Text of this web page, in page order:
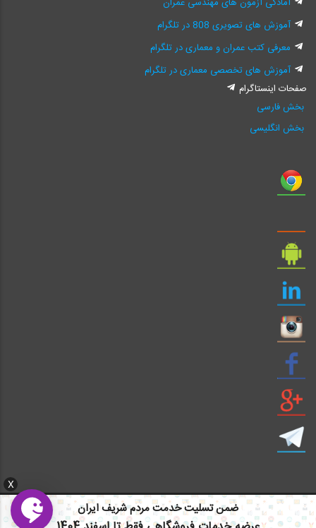
X
ضمن تسلیت خدمت مردم شریف ایران
آموزش های تصویری 808 در تلگرام
معرفی کتب عمران و معماری در تلگرام
آموزش های تخصصی معماری در تلگرام
صفحات اینستاگرام
بخش فارسی
بخش انگلیسی
ایمیل: info civil808.com | ایمیل: saze808 gmail.com